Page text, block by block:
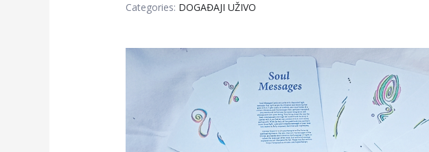
Categories: DOGAĐAJI UŽIVO